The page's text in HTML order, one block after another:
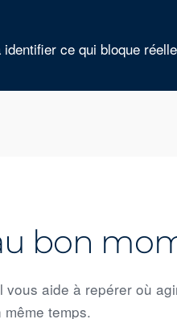
ce qui bloque
bon
vous aide à repérer où
temps.